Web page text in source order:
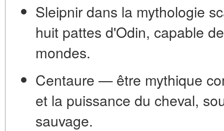
Sleipnirdans la mythologie
huit pattes d'Odin, capable
mondes.
Centaure — être mythique
et la puissance du cheval,
sauvage.